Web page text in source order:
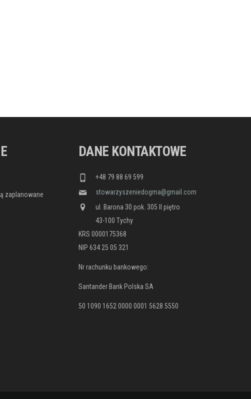
zaplanowane
DANE KONTAKTOWE
+48 79 88 69 599
stowarzyszeniedogma@gmail.com
ul. Barona 30 pok. 305 II piętro
43-100 Tychy
KRS 0000175368
NIP 634 25 05 321
Nr rachunku bankowego:
Santander Bank Polska SA
50 1090 1652 0000 0001 5628 5550